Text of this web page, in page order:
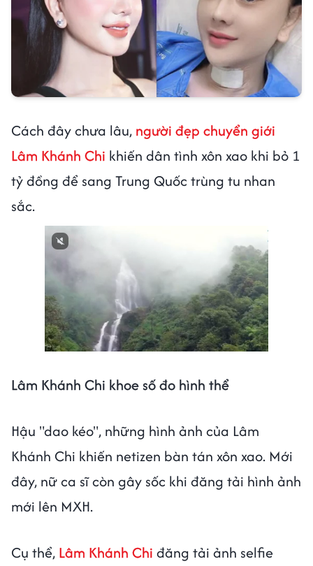
Cách đây chưa lâu, người đẹp chuyển giới
Lâm Khánh Chi khiến dân tình xôn xao khi bỏ 1
tỷ đồng để sang Trung Quốc trùng tu nhan
sắc.
Next video in 1 Cancel
Lâm Khánh Chi khoe số đo hình thể
Hậu "dao kéo", những hình ảnh của Lâm
Khánh Chi khiến netizen bàn tán xôn xao. Mới
đây, nữ ca sĩ còn gây sốc khi đăng tải hình ảnh
mới lên MXH.
Cụ thể, Lâm Khánh Chi đăng tải ảnh selfie